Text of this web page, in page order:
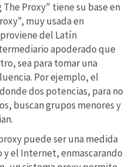
Proxy" tiene su base en
muy usada en
del Latín
apoderado que
sea para tomar una
Por ejemplo, el
dos potencias, para no
buscan grupos menores y
puede ser una medida
el Internet, enmascarando